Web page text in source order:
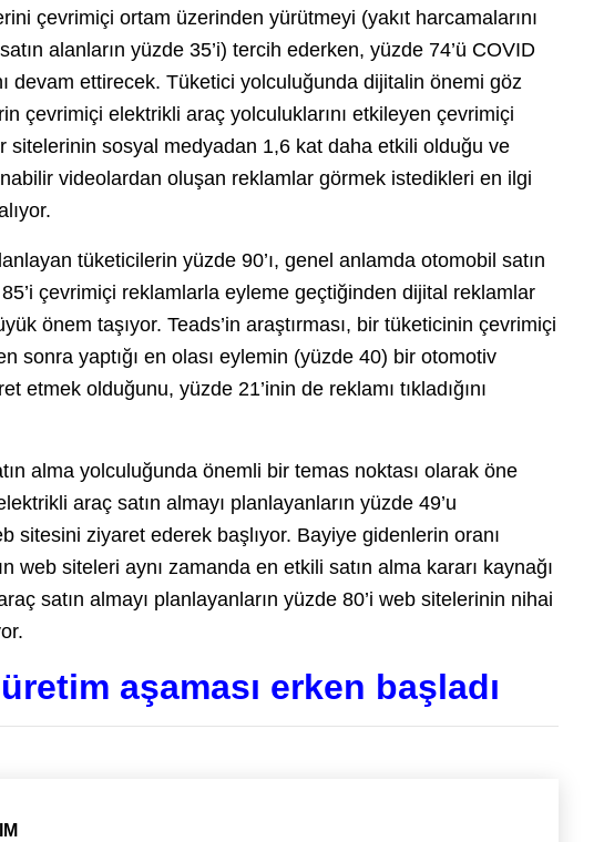
çevrimiçi ortam üzerinden yürütmeyi (yakıt harcamalarını
alanların yüzde 35’i) tercih ederken, yüzde 74’ü COVID
devam ettirecek. Tüketici yolculuğunda dijitalin önemi göz
çevrimiçi elektrikli araç yolculuklarını etkileyen çevrimiçi
sitelerinin sosyal medyadan 1,6 kat daha etkili olduğu ve
videolardan oluşan reklamlar görmek istedikleri en ilgi
tüketicilerin yüzde 90’ı, genel anlamda otomobil satın
çevrimiçi reklamlarla eyleme geçtiğinden dijital reklamlar
önem taşıyor. Teads’in araştırması, bir tüketicinin çevrimiçi
sonra yaptığı en olası eylemin (yüzde 40) bir otomotiv
etmek olduğunu, yüzde 21’inin de reklamı tıkladığını
alma yolculuğunda önemli bir temas noktası olarak öne
araç satın almayı planlayanların yüzde 49’u
sitesini ziyaret ederek başlıyor. Bayiye gidenlerin oranı
web siteleri aynı zamanda en etkili satın alma kararı kaynağı
satın almayı planlayanların yüzde 80’i web sitelerinin nihai
aşaması erken başladı